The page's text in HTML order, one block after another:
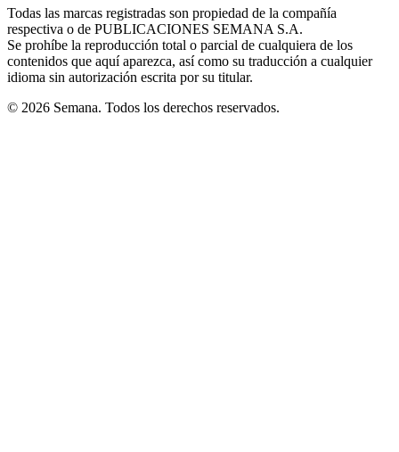
windowwindowwindow
new
window
Todas las marcas registradas son propiedad de la compañía
respectiva o de PUBLICACIONES SEMANA S.A.
Se prohíbe la reproducción total o parcial de cualquiera de los
contenidos que aquí aparezca, así como su traducción a cualquier
idioma sin autorización escrita por su titular.
© 2026 Semana. Todos los derechos reservados.